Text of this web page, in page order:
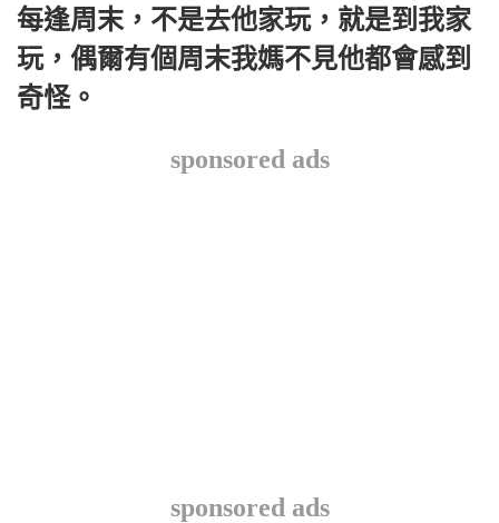
每逢周末，不是去他家玩，就是到我家
玩，偶爾有個周末我媽不見他都會感到
奇怪。
sponsored ads
sponsored ads